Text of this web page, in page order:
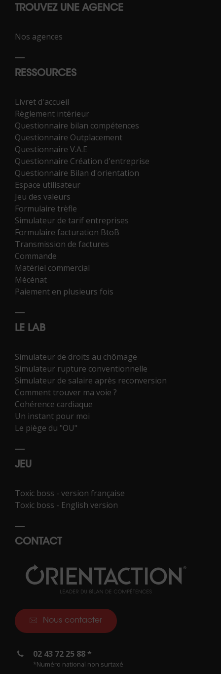
TROUVEZ UNE AGENCE
Nos agences
RESSOURCES
Livret d'accueil
Règlement intérieur
Questionnaire bilan compétences
Questionnaire Outplacement
Questionnaire V.A.E
Questionnaire Création d'entreprise
Questionnaire Bilan d'orientation
Espace utilisateur
Jeu des valeurs
Formulaire trèfle
Simulateur de tarif entreprises
Formulaire facturation BtoB
Transmission de factures
Commande
Matériel commercial
Mécénat
Paiement en plusieurs fois
LE LAB
Simulateur de droits au chômage
Simulateur rupture conventionnelle
Simulateur de salaire après reconversion
Comment trouver ma voie ?
Cohérence cardiaque
Un instant pour moi
Le piège du "OU"
JEU
Toxic boss - version française
Toxic boss - English version
CONTACT
Nous contacter
02 43 72 25 88 *
*Numéro national non surtaxé